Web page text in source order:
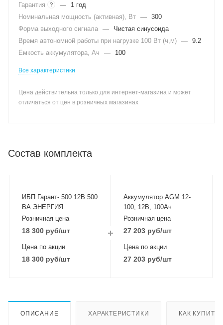
Гарантия
? —
1 год
Номинальная мощность (активная), Вт — 300
Форма выходного сигнала —
Чистая синусоида
Время автономной работы при нагрузке 100 Вт (ч,м) — 9.2
Ёмкость аккумулятора, Ач
— 100
Все характеристики
Цена действительна только для интернет-магазина и может
отличаться от цен в розничных магазинах
Состав комплекта
ИБП Гарант- 500 12В 500
ВА ЭНЕРГИЯ
Розничная цена
18 300руб/шт
Цена по акции
18 300руб/шт
Аккумулятор AGM 12-
100, 12В, 100Ач
Розничная цена
27 203 руб/шт
Цена по акции
27 203 руб/шт
ОПИСАНИЕ ХАРАКТЕРИСТИКИ КАК КУПИТЬ